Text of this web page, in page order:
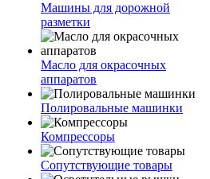
Машины для дорожной
разметки
Масло для окрасочных
аппаратов
Полировальные машинки
Компрессоры
Сопутствующие товары